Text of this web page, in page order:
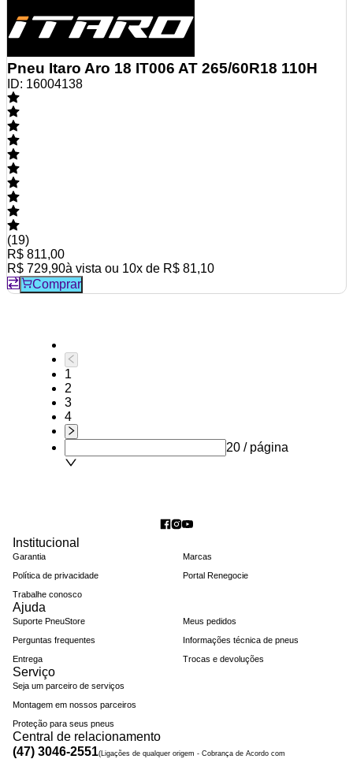
Pneu Itaro Aro 18 IT006 AT 265/60R18 110H
ID: 16004138
(19)
R$ 811,00
R$ 729,90à vista ou 10x de R$ 81,10
Comprar
1
2
3
4
20 / página
Institucional
Garantia
Política de privacidade
Trabalhe conosco
Marcas
Portal Renegocie
Ajuda
Suporte PneuStore
Perguntas frequentes
Entrega
Meus pedidos
Informações técnica de pneus
Trocas e devoluções
Serviço
Seja um parceiro de serviços
Montagem em nossos parceiros
Proteção para seus pneus
Central de relacionamento
(47) 3046-2551(Ligações de qualquer origem - Cobrança de Acordo com